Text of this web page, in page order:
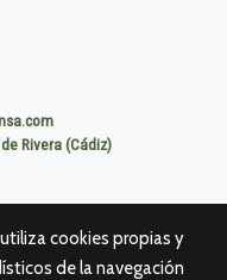
Rivera (Cádiz)
cookies propias y
de la navegación